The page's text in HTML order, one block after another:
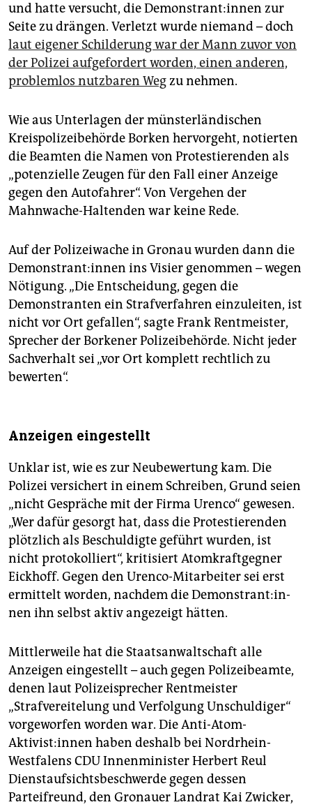
und hatte versucht, die De­mons­tran­t:in­nen zur
Seite zu drängen. Verletzt wurde niemand – doch
laut eigener Schilderung war der Mann zuvor von
der Polizei aufgefordert worden, einen anderen,
problemlos nutzbaren Wegzu nehmen.
Wie aus Unterlagen der münsterländischen
Kreispolizeibehörde Borken hervorgeht, notierten
die Beamten die Namen von Protestierenden als
„potenzielle Zeugen für den Fall einer Anzeige
gegen den Autofahrer“. Von Vergehen der
Mahnwache-Haltenden war keine Rede.
Auf der Polizeiwache in Gronau wurden dann die
De­mons­tran­t:in­nen ins Visier genommen – wegen
Nötigung. „Die Entscheidung, gegen die
Demonstranten ein Strafverfahren einzuleiten, ist
nicht vor Ort gefallen“, sagte Frank Rentmeister,
Sprecher der Borkener Polizeibehörde. Nicht jeder
Sachverhalt sei „vor Ort komplett rechtlich zu
bewerten“.
Anzeigen eingestellt
Unklar ist, wie es zur Neubewertung kam. Die
Polizei versichert in einem Schreiben, Grund seien
„nicht Gespräche mit der Firma Urenco“ gewesen.
„Wer dafür gesorgt hat, dass die Protestierenden
plötzlich als Beschuldigte geführt wurden, ist
nicht protokolliert“, kritisiert Atomkraftgegner
Eickhoff. Gegen den Urenco-Mitarbeiter sei erst
ermittelt worden, nachdem die De­mons­tran­t:in­
nen ihn selbst aktiv angezeigt hätten.
Mittlerweile hat die Staatsanwaltschaft alle
Anzeigen eingestellt – auch gegen Polizeibeamte,
denen laut Polizeisprecher Rentmeister
„Strafvereitelung und Verfolgung Unschuldiger“
vorgeworfen worden war. Die Anti-Atom-
Aktivist:innen haben deshalb bei Nordrhein-
Westfalens CDU Innenminister Herbert Reul
Dienstaufsichtsbeschwerde gegen dessen
Parteifreund, den Gronauer Landrat Kai Zwicker,